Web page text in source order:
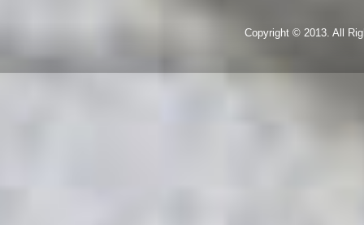
Copyright © 2013. All